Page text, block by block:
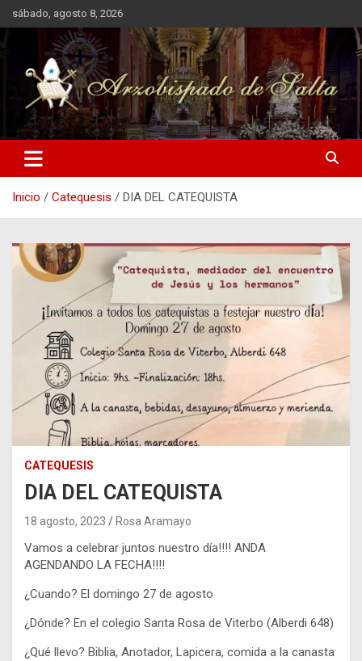
Saltar
al
contenido
sábado, agosto 8, 2026
Arzobispado de Salta
Arzobispado de Salta
Inicio Catequesis DIA DEL CATEQUISTA
CATEQUESIS
DIA DEL CATEQUISTA
18 agosto, 2023 Rosa Aramayo
Vamos a celebrar juntos nuestro día!!!! ANDA
AGENDANDO LA FECHA!!!!
¿Cuando? El domingo 27 de agosto
¿Dónde? En el colegio Santa Rosa de Viterbo (Alberdi 648)
¿Qué llevo? Biblia, Anotador, Lapicera, comida a la canasta